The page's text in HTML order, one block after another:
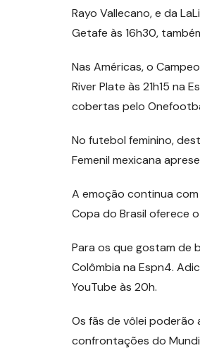
Rayo Vallecano, e da
Getafe às 16h30,
Nas Américas, o
River Plate às 21h15 na
cobertas pelo
No futebol feminino,
Femenil mexicana
A emoção continua com
Copa do Brasil oferece
Para os que gostam de
Colômbia na Espn4.
YouTube às 20h.
Os fãs de vôlei poderão
confrontações do